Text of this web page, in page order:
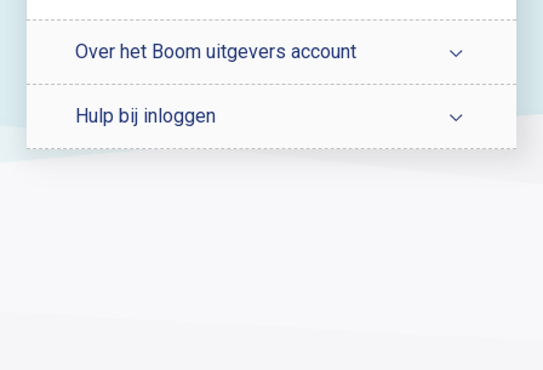
Over het Boom uitgevers account
Hulp bij inloggen